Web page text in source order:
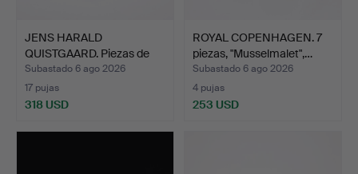
JENS HARALD
QUISTGAARD. Piezas de
vajilla,…
Subastado 6 ago 2026
17 pujas
318 USD
ROYAL COPENHAGEN. 7
piezas, "Musselmalet",…
Subastado 6 ago 2026
4 pujas
253 USD